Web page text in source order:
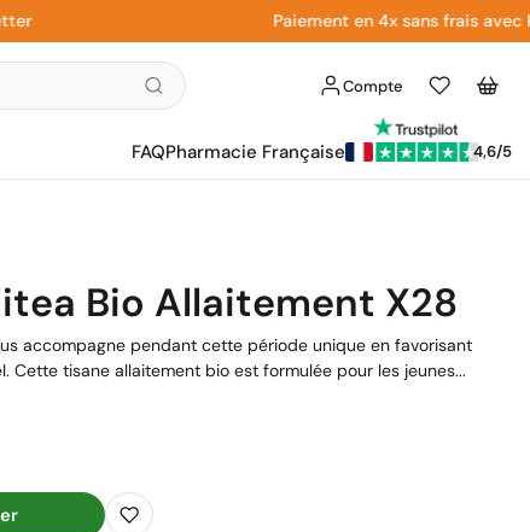
Paiement en 4x sans frais avec
Compte
Liste
d'envies
Panier
FAQPharmacie Française 4,6/5
Bio Allaitement X28
accompagne pendant cette période unique en favorisant
tisane allaitement bio est formulée pour les jeunes...